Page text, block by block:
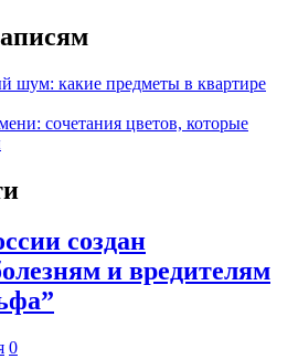
шум: какие предметы в квартире
сочетания цветов, которые
создан
и вредителям
0